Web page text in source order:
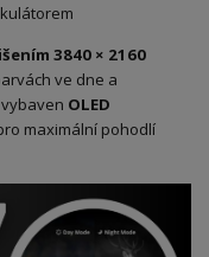
3840 × 2160
ve dne a
OLED
maximální pohodlí